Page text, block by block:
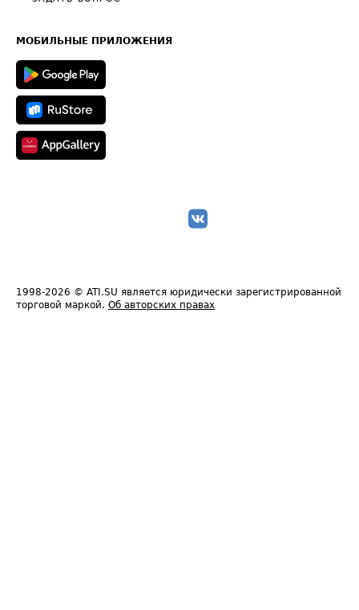
Техническая информация
МОБИЛЬНЫЕ ПРИЛОЖЕНИЯ
1998-2026 © ATI.SU является юридически зарегистрированной
торговой маркой. Об авторских правах